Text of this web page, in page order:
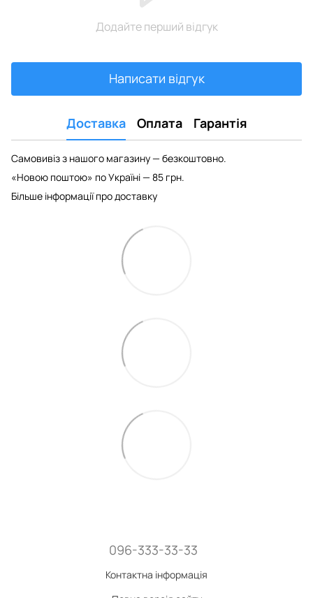
Додайте перший відгук
Написати відгук
Доставка Оплата Гарантія
Самовивіз з нашого магазину — безкоштовно.
«Новою поштою» по Україні — 85 грн.
Більше інформації про доставку
096-333-33-33
Контактна інформація